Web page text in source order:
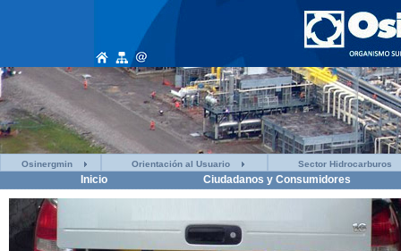
Osinergmin Orientación al Usuario Sector Hidrocarburos
Inicio Ciudadanos y Consumidores